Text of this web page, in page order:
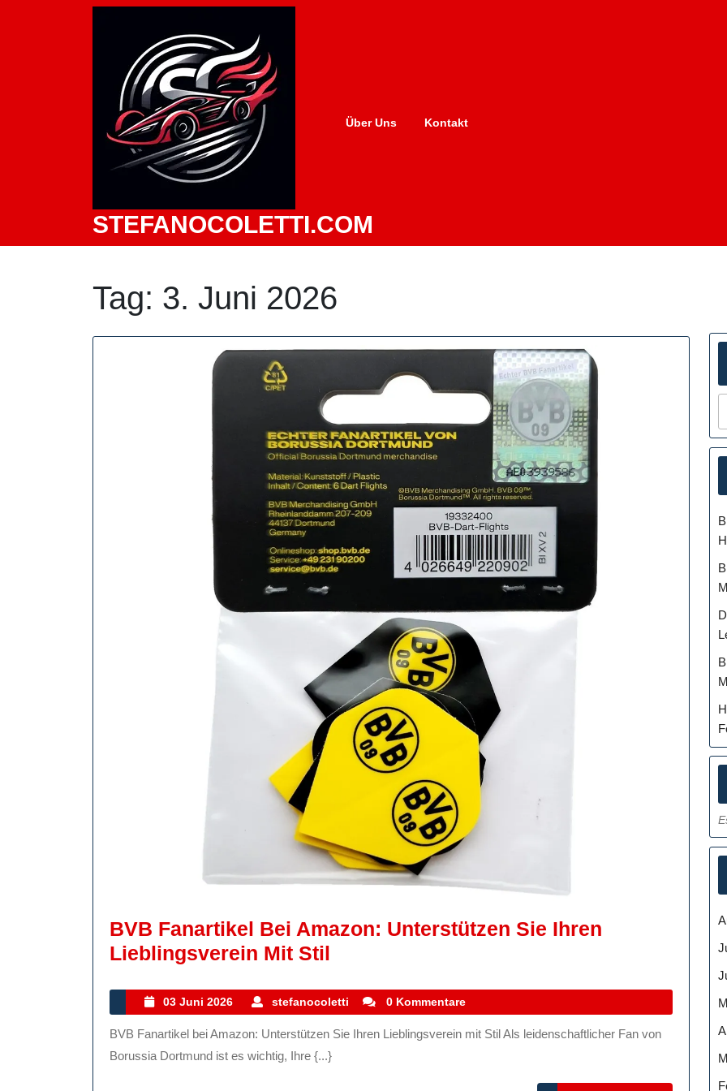
STEFANOCOLETTI.COM
Über Uns Kontakt
Tag: 3. Juni 2026
BVB Fanartikel Bei Amazon: Unterstützen Sie Ihren
Lieblingsverein Mit Stil
Bei
Amazon:
Unterstützen
03 Juni 2026
03
Juni
2026
stefanocoletti stefanocoletti
0 Kommentare
BVB Fanartikel bei Amazon: Unterstützen Sie Ihren Lieblingsverein mit Stil Als leidenschaftlicher Fan von
Borussia Dortmund ist es wichtig, Ihre {...}